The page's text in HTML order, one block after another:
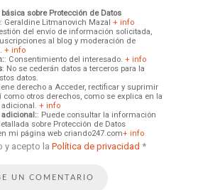
sobre Protección de Datos
: Geraldine Litmanovich Mazal + info
del envío de información solicitada,
al blog y moderación de
+ info
: Consentimiento del interesado. + info
: No se cederán datos a terceros para la
datos.
derecho a Acceder, rectificar y suprimir
como otros derechos, como se explica en la
+ info
: Puede consultar la información
sobre Protección de Datos
mi página web criando247.com+ info
y acepto la Política de privacidad *